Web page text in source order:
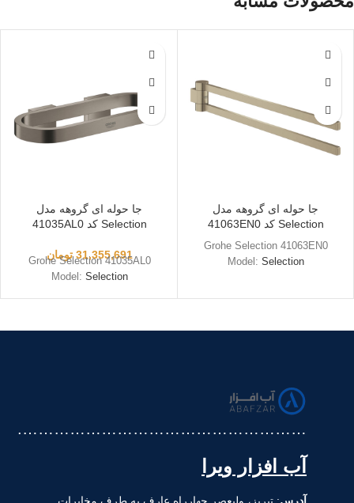
جا حوله ای گروهه مدل
Selection کد 41063EN0
Grohe Selection 41063EN0
Model: Selection
جا حوله ای گروهه مدل
Selection کد 41035AL0
31,355,691 تومان
Grohe Selection 41035AL0
Model: Selection
……………………………………………….
آب افزار ویرا
آدرس: تبریز، ولیعصر چهارراه عارف به طرف مخابرات